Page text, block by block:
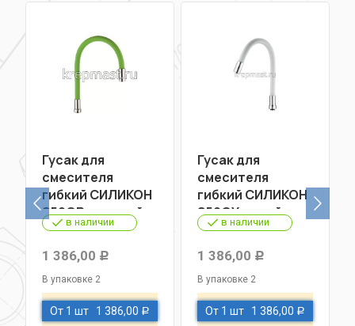
Гусак для
смесителя
гибкий СИЛИКОН
S50GR зеленый
в наличии
1 386,00 Р
В упаковке 2
От 1 шт 1 386,00 Р
Гусак для
смесителя
гибкий СИЛИКОН
S50GY серый
в наличии
1 386,00 Р
В упаковке 2
От 1 шт 1 386,00 Р